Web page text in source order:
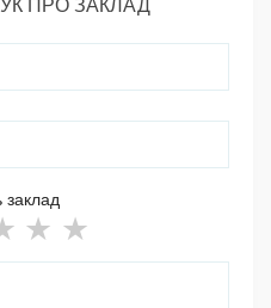
ПРО ЗАКЛАД
заклад